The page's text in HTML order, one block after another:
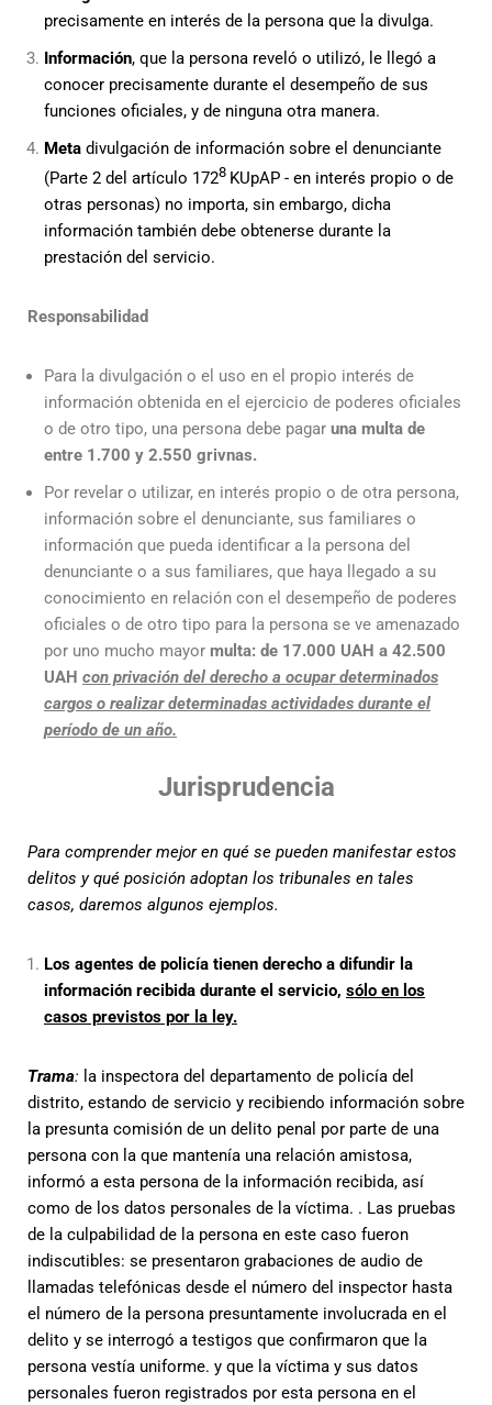
precisamente en interés de la persona que la divulga.
Información, que la persona reveló o utilizó, le llegó a
conocer precisamente durante el desempeño de sus
funciones oficiales, y de ninguna otra manera.
Meta divulgación de información sobre el denunciante
(Parte 2 del artículo 1728 KUpAP - en interés propio o de
otras personas) no importa, sin embargo, dicha
información también debe obtenerse durante la
prestación del servicio.
Responsabilidad
Para la divulgación o el uso en el propio interés de
información obtenida en el ejercicio de poderes oficiales
o de otro tipo, una persona debe pagar una multa de
entre 1.700 y 2.550 grivnas.
Por revelar o utilizar, en interés propio o de otra persona,
información sobre el denunciante, sus familiares o
información que pueda identificar a la persona del
denunciante o a sus familiares, que haya llegado a su
conocimiento en relación con el desempeño de poderes
oficiales o de otro tipo para la persona se ve amenazado
por uno mucho mayor multa: de 17.000 UAH a 42.500
UAH con privación del derecho a ocupar determinados
cargos o realizar determinadas actividades durante el
período de un año.
Jurisprudencia
Para comprender mejor en qué se pueden manifestar estos
delitos y qué posición adoptan los tribunales en tales
casos, daremos algunos ejemplos.
Los agentes de policía tienen derecho a difundir la
información recibida durante el servicio, sólo en los
casos previstos por la ley.
Trama: la inspectora del departamento de policía del
distrito, estando de servicio y recibiendo información sobre
la presunta comisión de un delito penal por parte de una
persona con la que mantenía una relación amistosa,
informó a esta persona de la información recibida, así
como de los datos personales de la víctima. . Las pruebas
de la culpabilidad de la persona en este caso fueron
indiscutibles: se presentaron grabaciones de audio de
llamadas telefónicas desde el número del inspector hasta
el número de la persona presuntamente involucrada en el
delito y se interrogó a testigos que confirmaron que la
persona vestía uniforme. y que la víctima y sus datos
personales fueron registrados por esta persona en el